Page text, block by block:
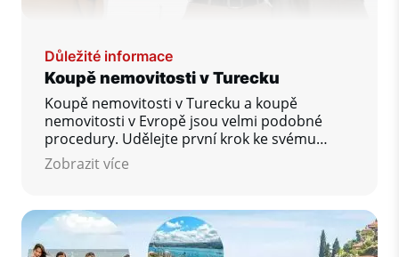
Důležité informace
Koupě nemovitosti v Turecku
Koupě nemovitosti v Turecku a koupě
nemovitosti v Evropě jsou velmi podobné
procedury. Udělejte první krok ke svému
vysněnému domovu ještě dnes!
Zobrazit více